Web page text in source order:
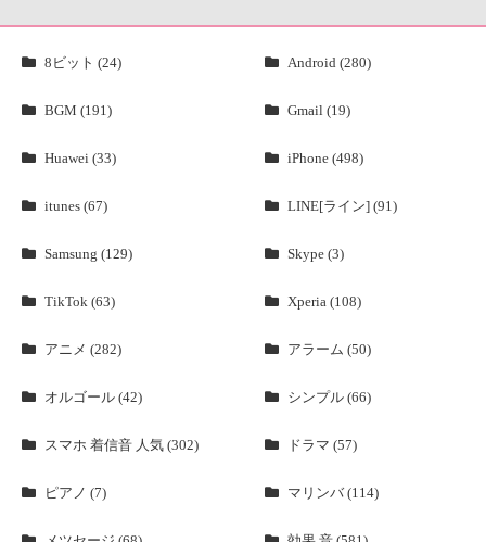
8ビット (24) Android (280)
BGM (191) Gmail (19)
Huawei (33) iPhone (498)
itunes (67) LINE[ライン] (91)
Samsung (129) Skype (3)
TikTok (63) Xperia (108)
アニメ (282) アラーム (50)
オルゴール (42) シンプル (66)
スマホ 着信音 人気 (302) ドラマ (57)
ピアノ (7) マリンバ (114)